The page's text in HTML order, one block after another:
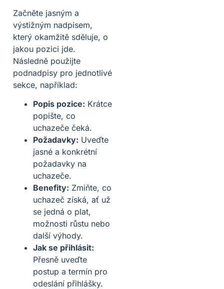
Začněte jasným a
výstižným nadpisem,
který okamžitě sděluje, o
jakou pozici jde.
Následně použijte
podnadpisy pro jednotlivé
sekce, například:
Popis pozice: Krátce
popište, co
uchazeče čeká.
Požadavky: Uveďte
jasné a konkrétní
požadavky na
uchazeče.
Benefity: Zmiňte, co
uchazeč získá, ať už
se jedná o plat,
možnosti růstu nebo
další výhody.
Jak se přihlásit:
Přesně uveďte
postup a termín pro
odeslání přihlášky.